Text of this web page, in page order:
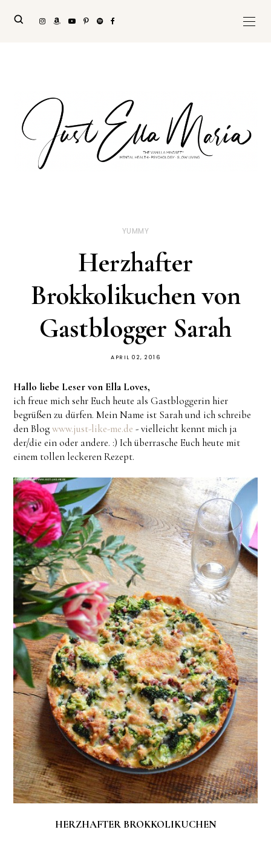
YUMMY
Herzhafter
Brokkolikuchen von
Gastblogger Sarah
APRIL 02, 2016
Hallo liebe Leser von Ella Loves,
ich freue mich sehr Euch heute als Gastbloggerin hier
begrüßen zu dürfen. Mein Name ist Sarah und ich schreibe
den Blogwww.just-like-me.de - vielleicht kennt mich ja
der/die ein oder andere. :) Ich überrasche Euch heute mit
einem tollen leckeren Rezept.
HERZHAFTER BROKKOLIKUCHEN